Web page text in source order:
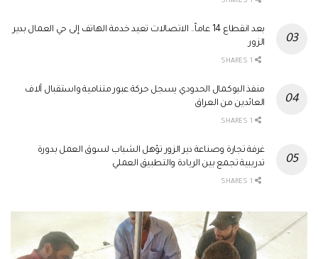
بعد انقطاع 14 عاماً.. الاتصالات تعيد خدمة الهاتف إلى حي العمال بدير
الزور
منفذ البوكمال الحدودي يسجل حركة عبور متنامية واستقبال آلاف
العائدين من العراق
غرفة تجارة وصناعة دير الزور تؤهل الشباب لسوق العمل بدورة
تدريبية تجمع بين الريادة والتطبيق العملي